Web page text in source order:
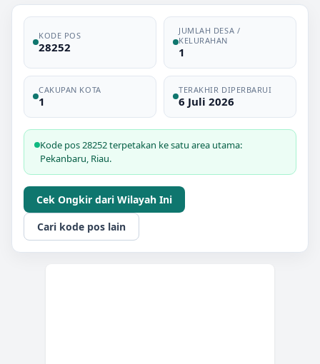
KODE POS
28252
JUMLAH DESA /
KELURAHAN
1
CAKUPAN KOTA
1
TERAKHIR DIPERBARUI
6 Juli 2026
Kode pos 28252 terpetakan ke satu area utama:
Pekanbaru, Riau.
Cek Ongkir dari Wilayah Ini
Cari kode pos lain